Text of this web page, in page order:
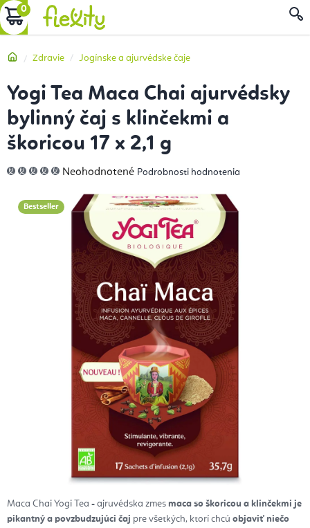
Prejsť
na
NÁKUPNÝ
Domov
Zdravie Jogínske a ajurvédske čaje
Maca Chai Yogi Tea - ajruvédska zmes maca so škoricou a klinčekmi je
pikantný a povzbudzujúci čaj pre všetkých, ktorí chcú objaviť niečo
Yogi Tea Maca Chai ajurvédsky
bylinný čaj s klinčekmi a
škoricou 17 x 2,1 g
Priemerné
hodnotenie
0,0
z
hviezdičiek.
Neohodnotené Podrobnosti hodnotenia
Bestseller